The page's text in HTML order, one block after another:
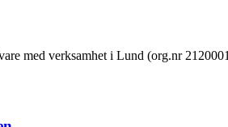
med verksamhet i Lund (org.nr